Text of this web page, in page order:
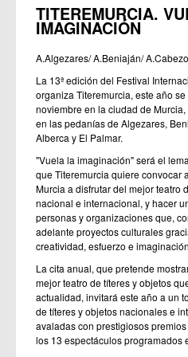
TITEREMURCIA.
IMAGINACIÓN
A.Algezares/ A.Beniaján/
La 13ª edición del Festival
organiza Titeremurcia, este año
noviembre en la ciudad de
en las pedanías de Algezares,
Alberca y El Palmar.
"Vuela la imaginación" será el
que Titeremurcia quiere convocar
Murcia a disfrutar del mejor teatro
nacional e internacional, y hacer
personas y organizaciones que,
adelante proyectos culturales
creatividad, esfuerzo e
La cita anual, que pretende
mejor teatro de títeres y objetos
actualidad, invitará este año a un
de títeres y objetos nacionales e
avaladas con prestigiosos
los 13 espectáculos programados